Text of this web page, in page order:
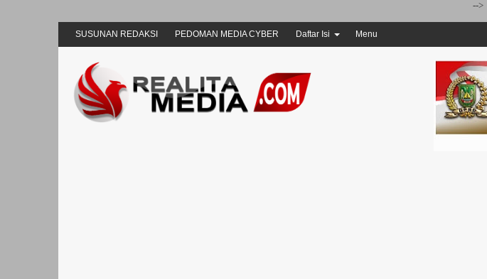
-->
SUSUNAN REDAKSI PEDOMAN MEDIA CYBER Daftar Isi Menu